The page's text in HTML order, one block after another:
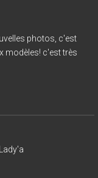
photos, c'est
modèles! c'est très